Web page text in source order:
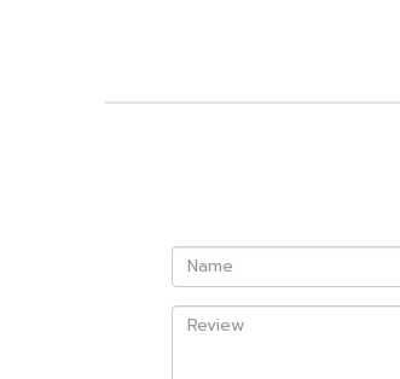
Name
Review